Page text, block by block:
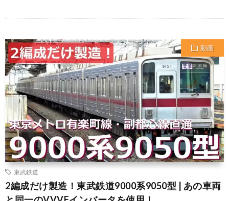
動画
東武鉄道
2編成だけ製造！東武鉄道9000系9050型 | あの車両